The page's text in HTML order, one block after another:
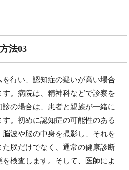
法03
行い、認知症の疑いが高い場合
。病院は、精神科などで診察を
の場合は、患者と親族が一緒に
。初めに認知症の可能性のある
脳波や脳の中身を撮影し、それを
た脳だけでなく、通常の健康診断
検査します。そして、医師によ